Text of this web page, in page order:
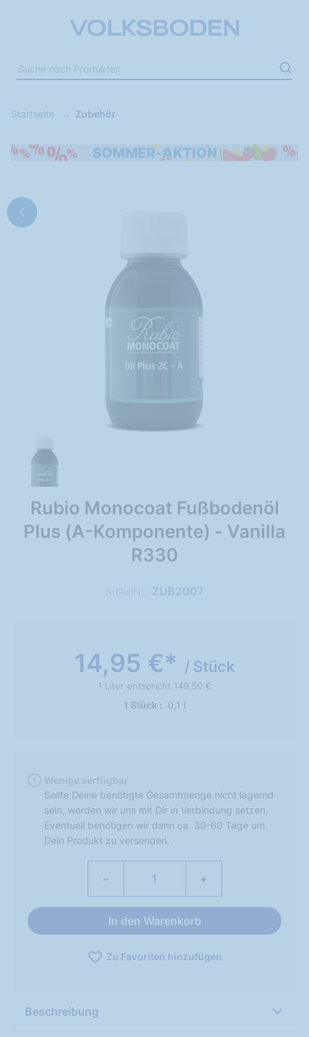
Startseite Zubehör
Rubio Monocoat Fußbodenöl
Plus (A-Komponente) - Vanilla
R330
ArtikelNr.: ZUB2007
14,95 €* / Stück
1 Liter entspricht 149,50 €
1 Stück 0,1 l
Wenige verfügbar
Sollte Deine benötigte Gesamtmenge nicht lagernd
sein, werden wir uns mit Dir in Verbindung setzen.
Eventuell benötigen wir dann ca. 30-60 Tage um
Dein Produkt zu versenden.
− +
In den Warenkorb
Zu Favoriten hinzufügen
Beschreibung